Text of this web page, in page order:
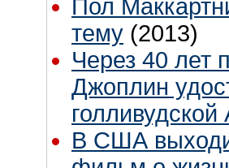
Пол
тему (2013)
Через 40 лет
Джоплин
В США